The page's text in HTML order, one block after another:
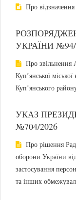
Про
УКРАЇНИ №94/
Про звільнення
Купʼянської міської
Купʼянського
УКАЗ
№704/2026
Про рішення
оборони України
застосування
та інших